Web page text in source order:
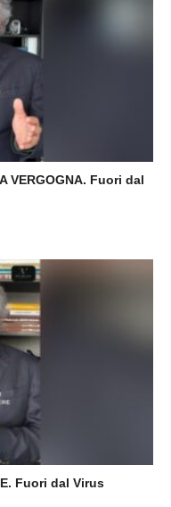
VERGOGNA. Fuori dal
Fuori dal Virus